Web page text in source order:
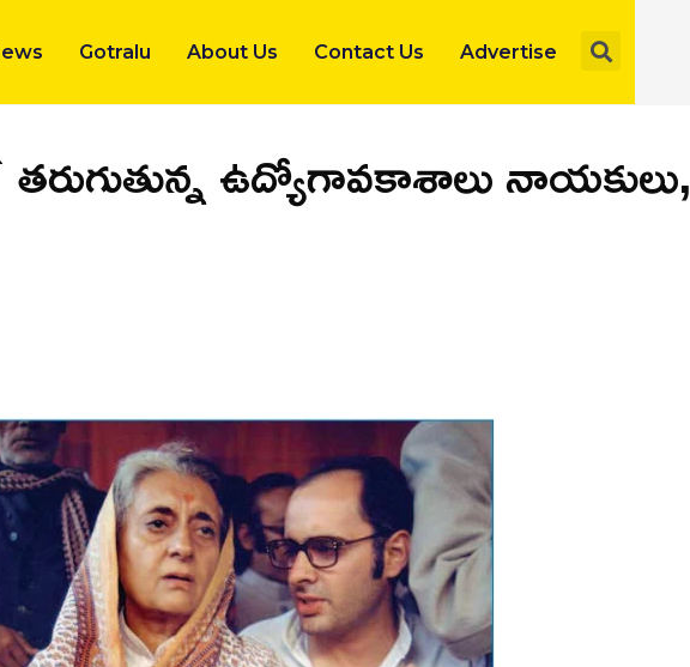
Gotralu About Us Contact Us Advertise
తరుగుతున్న ఉద్యోగావకాశాలు నాయకులు,